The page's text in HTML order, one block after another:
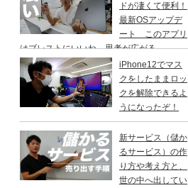
ドが凄くて便利！
最新OSアップデ
ート このアプリ
はブレストにいいね。思考が広がる。
iPhone12でマス
クをしたままロッ
クを解除できるよ
うになったぞ！
新サービス（儲か
るサービス）の作
り方や考え方と、
世の中へ出してい